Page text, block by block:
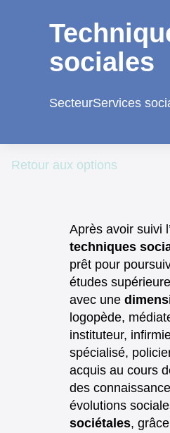
contenu
sociales
SecteurServices
Retour aux options
Après avoir suivi
techniques
prêt pour
études
avec une
logopède,
instituteur,
spécialisé,
acquis au cours
des
évolutions
sociétales,